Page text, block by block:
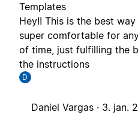
Templates
Hey!! This is the best
super comfortable for
of time, just fulfilling the
the instructions
D
Daniel Vargas · 3. jan.